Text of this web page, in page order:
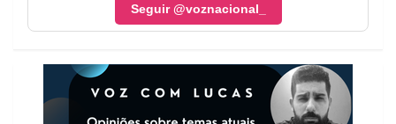
Seguir @voznacional_